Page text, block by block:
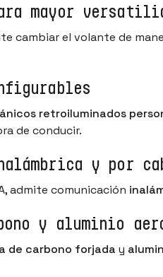
mayor
cambiar el volante de
retroiluminados
de conducir.
y por
admite comunicación
y aluminio
de carbono forjada y